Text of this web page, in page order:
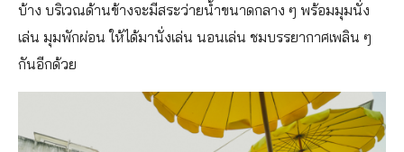
บ้าง บริเวณด้านข้างจะมีสระว่ายน้ำขนาดกลาง ๆ พร้อมมุมนั่ง
เล่น มุมพักผ่อน ให้ได้มานั่งเล่น นอนเล่น ชมบรรยากาศเพลิน ๆ
กันอีกด้วย